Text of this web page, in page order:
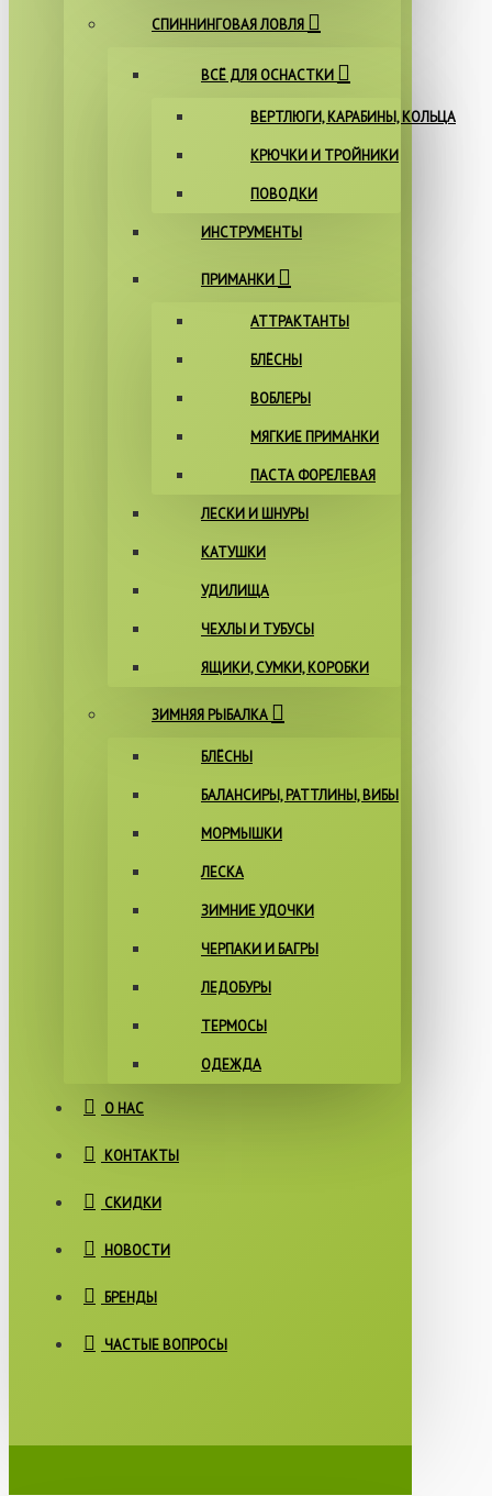
СПИННИНГОВАЯ ЛОВЛЯ
ВСЁ ДЛЯ ОСНАСТКИ
ВЕРТЛЮГИ, КАРАБИНЫ, КОЛЬЦА
КРЮЧКИ И ТРОЙНИКИ
ПОВОДКИ
ИНСТРУМЕНТЫ
ПРИМАНКИ
АТТРАКТАНТЫ
БЛЁСНЫ
ВОБЛЕРЫ
МЯГКИЕ ПРИМАНКИ
ПАСТА ФОРЕЛЕВАЯ
ЛЕСКИ И ШНУРЫ
КАТУШКИ
УДИЛИЩА
ЧЕХЛЫ И ТУБУСЫ
ЯЩИКИ, СУМКИ, КОРОБКИ
ЗИМНЯЯ РЫБАЛКА
БЛЁСНЫ
БАЛАНСИРЫ, РАТТЛИНЫ, ВИБЫ
МОРМЫШКИ
ЛЕСКА
ЗИМНИЕ УДОЧКИ
ЧЕРПАКИ И БАГРЫ
ЛЕДОБУРЫ
ТЕРМОСЫ
ОДЕЖДА
О НАС
КОНТАКТЫ
СКИДКИ
НОВОСТИ
БРЕНДЫ
ЧАСТЫЕ ВОПРОСЫ